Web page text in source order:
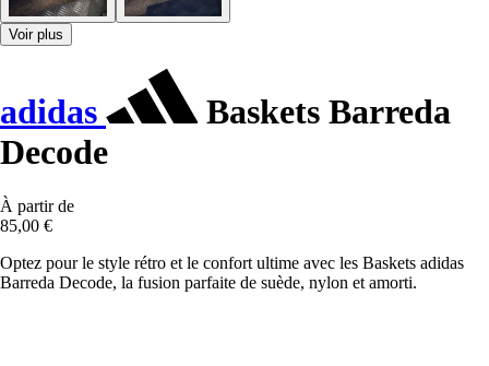
Voir plus
adidas
Baskets Barreda
Decode
À partir de
85,00 €
Optez pour le style rétro et le confort ultime avec les Baskets adidas
Barreda Decode, la fusion parfaite de suède, nylon et amorti.